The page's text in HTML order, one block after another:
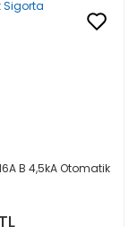
B 4,5kA Otomatik